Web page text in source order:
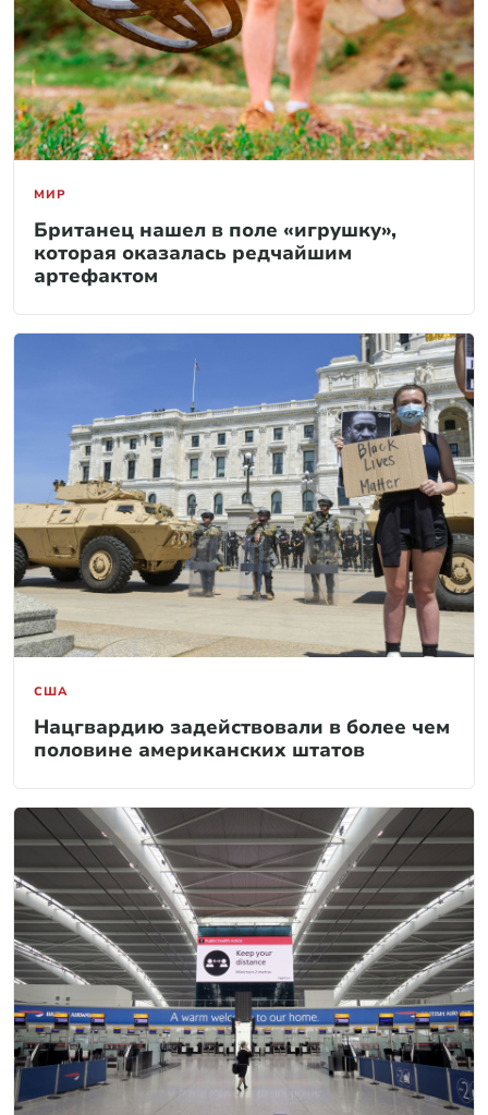
МИР
Британец нашел в поле «игрушку»,
которая оказалась редчайшим
артефактом
США
Нацгвардию задействовали в более чем
половине американских штатов